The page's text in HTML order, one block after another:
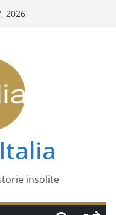
2026
insolite